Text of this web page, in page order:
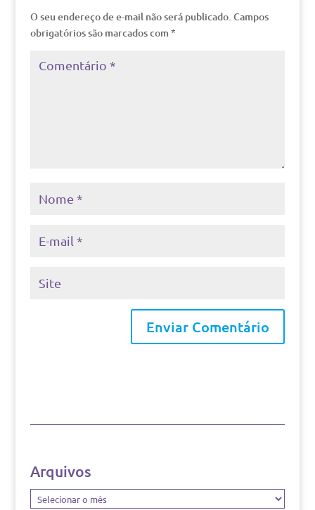
O seu endereço de e-mail não será publicado. Campos
obrigatórios são marcados com *
Arquivos
Arquivos